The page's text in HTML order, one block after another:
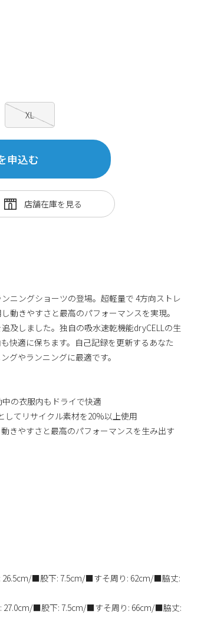
XL
申込む
ニングショーツの登場。超軽量で 4方向ストレ
動きやすさと最高のパフォーマンスを実現。
及しました。独自の吸水速乾機能dryCELLの生
快適に保ちます。自己記録を更新するあなた
グやランニングに最適です。
の衣服内もドライで快適
してリサイクル素材を20%以上使用
きやすさと最高のパフォーマンスを生み出す
■股下: 7.5cm/■すそ周り: 62cm/■脇丈:
■股下: 7.5cm/■すそ周り: 66cm/■脇丈: